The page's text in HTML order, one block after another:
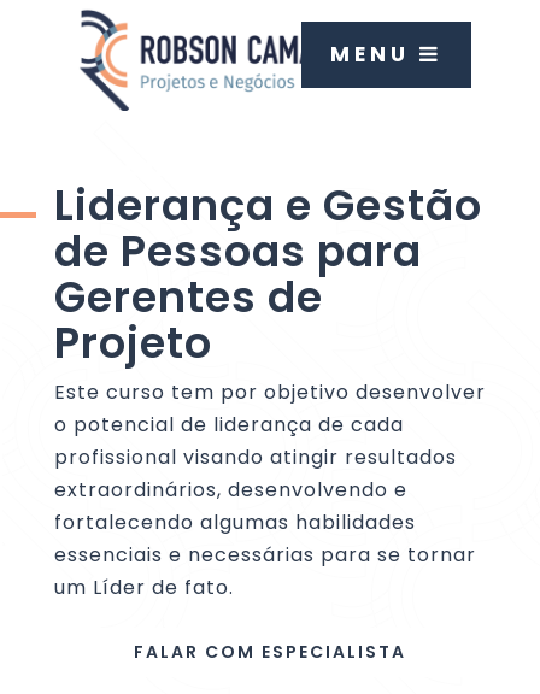
MENU
Liderança e Gestão
de Pessoas para
Gerentes de
Projeto
Este curso tem por objetivo desenvolver
o potencial de liderança de cada
profissional visando atingir resultados
extraordinários, desenvolvendo e
fortalecendo algumas habilidades
essenciais e necessárias para se tornar
um Líder de fato.
FALAR COM ESPECIALISTA